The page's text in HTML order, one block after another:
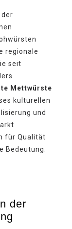
regionale
seit
Mettwürste
kulturellen
und
für Qualität
Bedeutung.
der